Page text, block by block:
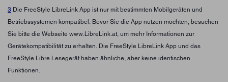
3 Die FreeStyle LibreLink App ist nur mit bestimmten Mobilgeräten und
Betriebssystemen kompatibel. Bevor Sie die App nutzen möchten, besuchen
Sie bitte die Webseite www.LibreLink.at, um mehr Informationen zur
Gerätekompatibilität zu erhalten. Die FreeStyle LibreLink App und das
FreeStyle Libre Lesegerät haben ähnliche, aber keine identischen
Funktionen.